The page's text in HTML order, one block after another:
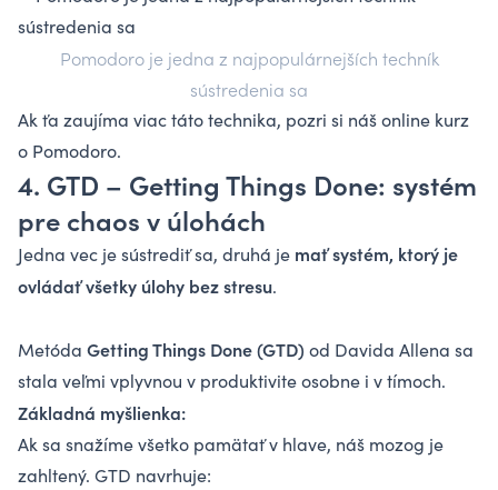
Pomodoro je jedna z najpopulárnejších techník
sústredenia sa
Ak ťa zaujíma viac táto technika, pozri si nášonline kurz
o Pomodoro.
4. GTD – Getting Things Done: systém
pre chaos v úlohách
Jedna vec je sústrediť sa, druhá je mať systém, ktorý je
ovládať všetky úlohy bez stresu.
Metóda Getting Things Done (GTD) od Davida Allena sa
stala veľmi vplyvnou v produktivite osobne i v tímoch.
Základná myšlienka:
Ak sa snažíme všetko pamätať v hlave, náš mozog je
zahltený. GTD navrhuje: